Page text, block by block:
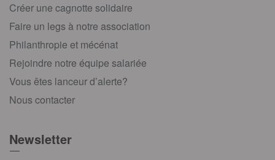
Créer une cagnotte solidaire
Faire un legs à notre association
Philanthropie et mécénat
Rejoindre notre équipe salariée
Vous êtes lanceur d’alerte?
Nous contacter
Newsletter